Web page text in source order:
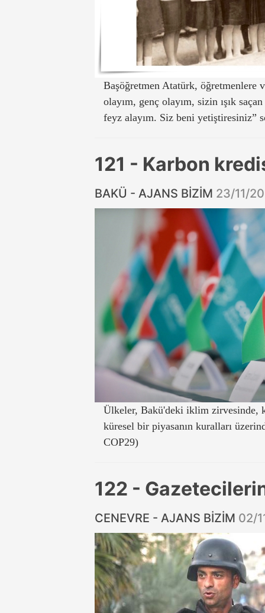
Başöğretmen Atatürk, öğretmenlere
olayım, genç olayım, sizin ışık
feyz alayım. Siz beni yetiştiresiniz”
121 - Karbon
BAKÜ - AJANS BİZİM 23/11/
Ülkeler, Bakü'deki iklim zirvesinde,
küresel bir piyasanın kuralları
COP29)
122 -
CENEVRE - AJANS BİZİM 02/